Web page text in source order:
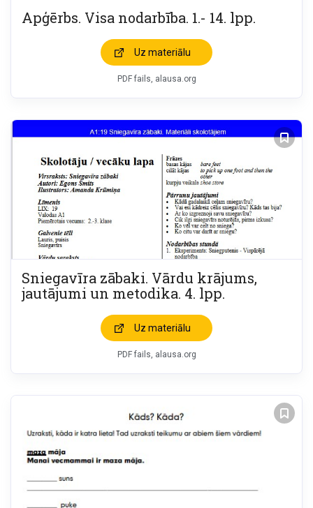
Apģērbs. Visa nodarbība. 1.- 14. lpp.
Uz materiālu
PDF fails, alausa.org
Sniegavīra zābaki. Vārdu krājums,
jautājumi un metodika. 4. lpp.
Uz materiālu
PDF fails, alausa.org